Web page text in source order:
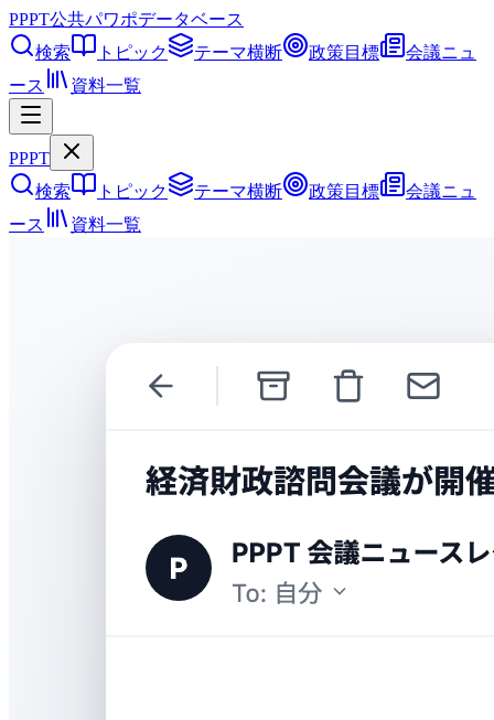
PPPT公共パワポデータベース
検索
トピック テーマ横断 政策目標
会議ニュ
ース
資料一覧
PPPT
検索
トピック テーマ横断 政策目標
会議ニュ
ース
資料一覧